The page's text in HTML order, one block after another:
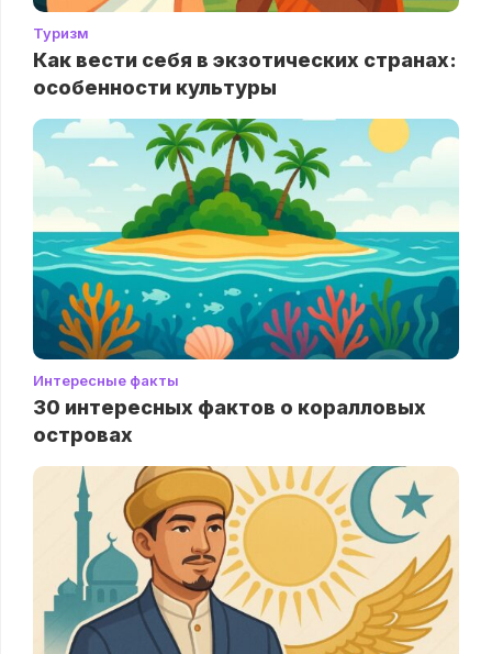
Туризм
Как вести себя в экзотических странах:
особенности культуры
Интересные факты
30 интересных фактов о коралловых
островах